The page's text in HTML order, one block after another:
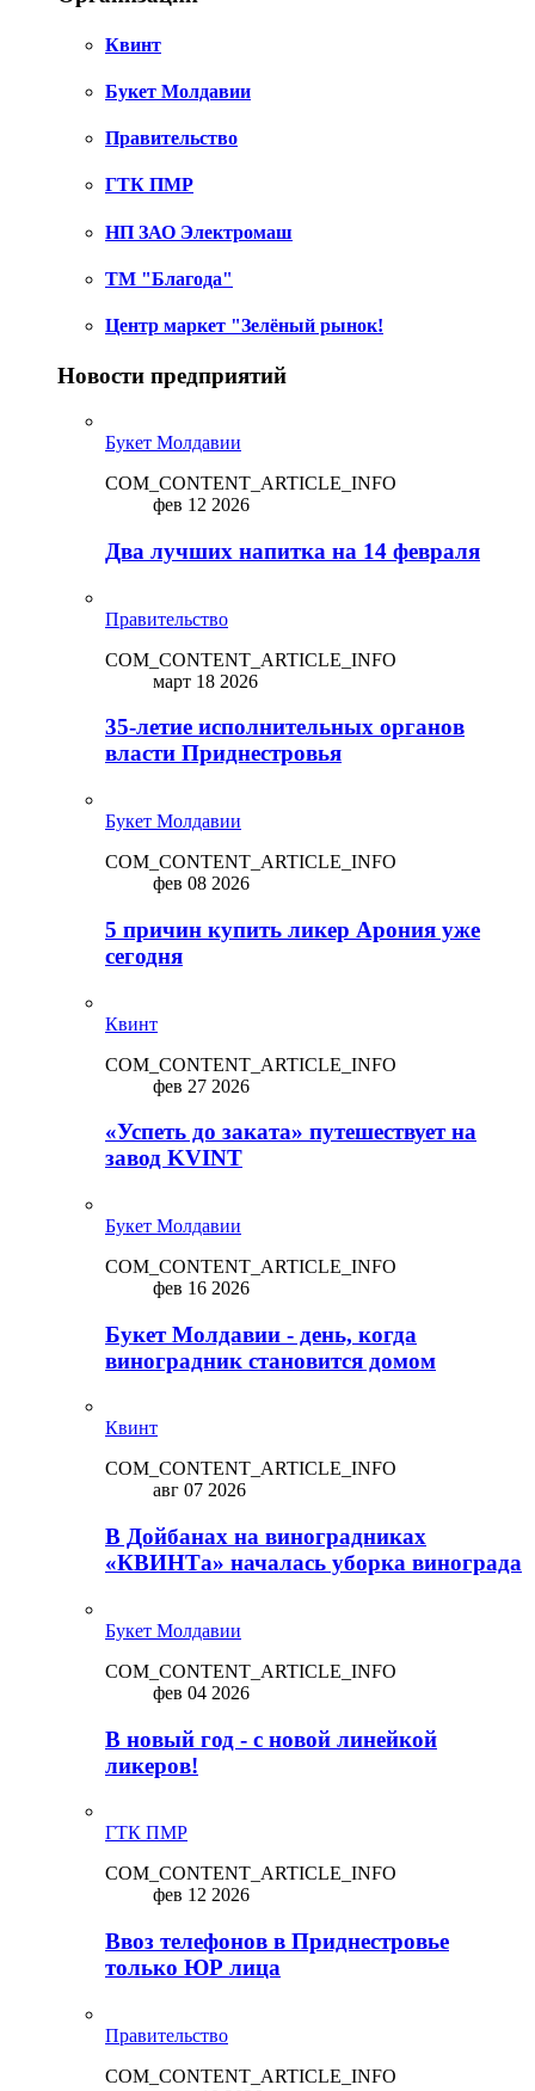
Квинт
Букет Молдавии
Правительство
ГТК ПМР
НП ЗАО Электромаш
ТМ "Благода"
Центр маркет "Зелёный рынок!
Новости предприятий
Букет Молдавии
COM_CONTENT_ARTICLE_INFO
фев 12 2026
Два лучших напитка на 14 февраля
Правительство
COM_CONTENT_ARTICLE_INFO
март 18 2026
35-летие исполнительных органов
власти Приднестровья
Букет Молдавии
COM_CONTENT_ARTICLE_INFO
фев 08 2026
5 причин купить ликep Арония уже
сегодня
Квинт
COM_CONTENT_ARTICLE_INFO
фев 27 2026
«Успеть до заката» путешествует на
завод KVINT
Букет Молдавии
COM_CONTENT_ARTICLE_INFO
фев 16 2026
Букет Молдавии - день, когда
виноградник становится домом
Квинт
COM_CONTENT_ARTICLE_INFO
авг 07 2026
В Дойбанах на виноградниках
«КВИНТа» началась уборка винограда
Букет Молдавии
COM_CONTENT_ARTICLE_INFO
фев 04 2026
В новый год - с новой линейкой
ликepoв!
ГТК ПМР
COM_CONTENT_ARTICLE_INFO
фев 12 2026
Ввоз телефонов в Приднестровье
только ЮР лица
Правительство
COM_CONTENT_ARTICLE_INFO